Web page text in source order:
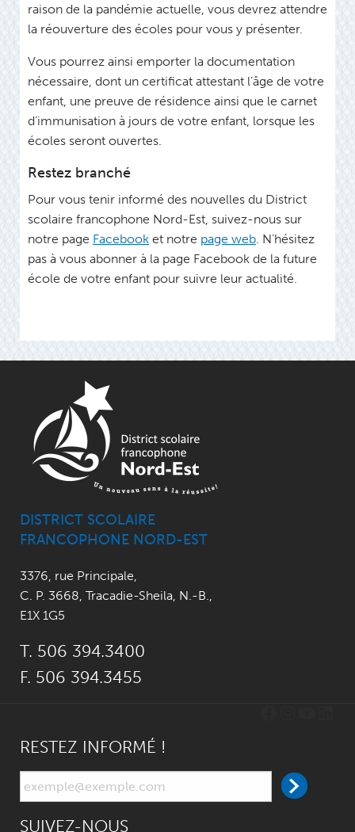
raison de la pandémie actuelle, vous devrez attendre
la réouverture des écoles pour vous y présenter.
Vous pourrez ainsi emporter la documentation
nécessaire, dont un certificat attestant l’âge de votre
enfant, une preuve de résidence ainsi que le carnet
d’immunisation à jours de votre enfant, lorsque les
écoles seront ouvertes.
Restez branché
Pour vous tenir informé des nouvelles du District
scolaire francophone Nord-Est, suivez-nous sur
notre page Facebook et notre page web . N’hésitez
pas à vous abonner à la page Facebook de la future
école de votre enfant pour suivre leur actualité.
DISTRICT SCOLAIRE
FRANCOPHONE NORD-EST
3376, rue Principale
C. P. 3668, Tracadie-Sheila, N.-B.
E1X 1G5
T. 506 394.3400
F. 506 394.3455
RESTEZ INFORMÉ !
SUIVEZ-NOUS